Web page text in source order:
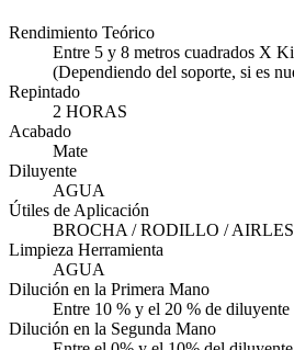
Rendimiento Teórico
Entre 5 y 8 metros cuadrados X
(Dependiendo del soporte, si es
Repintado
2 HORAS
Acabado
Mate
Diluyente
AGUA
Útiles de Aplicación
BROCHA / RODILLO /
Limpieza Herramienta
AGUA
Dilución en la Primera Mano
Entre 10 % y el 20 % de diluyente
Dilución en la Segunda Mano